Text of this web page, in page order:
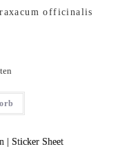
officinalis